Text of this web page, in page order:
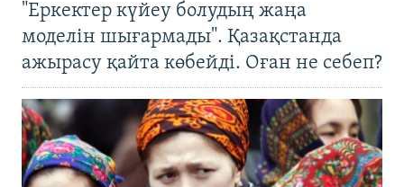
"Еркектер күйеу болудың жаңа
моделін шығармады". Қазақстанда
ажырасу қайта көбейді. Оған не себеп?